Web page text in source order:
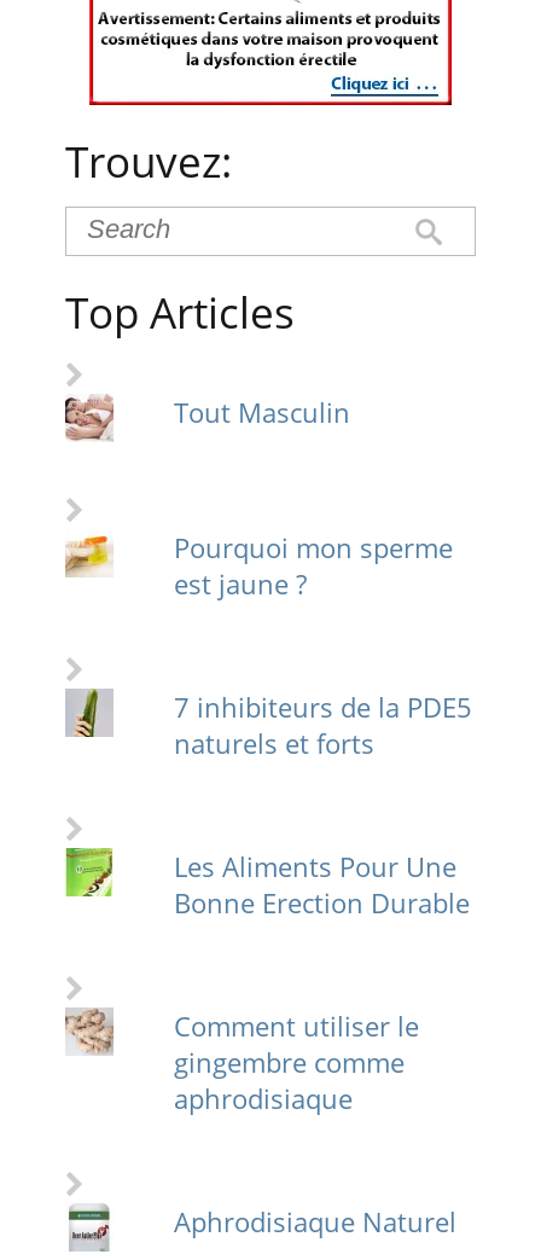
Trouvez:
Top Articles
Tout Masculin
Pourquoi mon sperme
est jaune ?
7 inhibiteurs de la PDE5
naturels et forts
Les Aliments Pour Une
Bonne Erection Durable
Comment utiliser le
gingembre comme
aphrodisiaque
Aphrodisiaque Naturel